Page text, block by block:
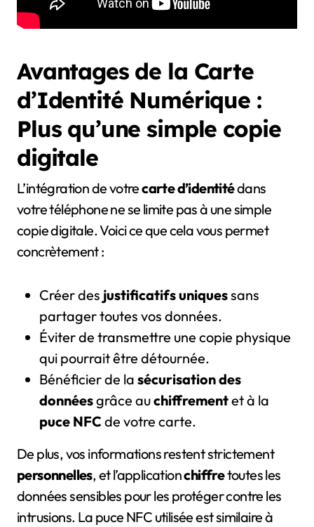
Avantages de la Carte
d’Identité Numérique :
Plus qu’une simple copie
digitale
L’intégration de votrecarte d’identitédans
votre téléphone ne se limite pas à une simple
copie digitale. Voici ce que cela vous permet
concrètement :
Créer des justificatifs uniquessans
partager toutes vos données.
Éviter de transmettre une copie physique
qui pourrait être détournée.
Bénéficier de la sécurisation des
donnéesgrâce auchiffrementet à la
puce NFCde votre carte.
De plus, vos informations restent strictement
personnelles, et l’applicationchiffretoutes les
données sensibles pour les protéger contre les
intrusions. La puce NFC utilisée est similaire à